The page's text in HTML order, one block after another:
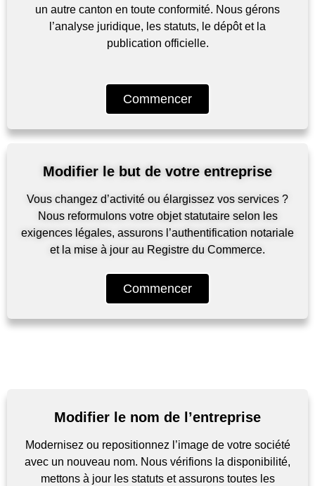
un autre canton en toute conformité. Nous gérons
l’analyse juridique, les statuts, le dépôt et la
publication officielle.
Commencer
Modifier le but de votre entreprise
Vous changez d’activité ou élargissez vos services ?
Nous reformulons votre objet statutaire selon les
exigences légales, assurons l’authentification notariale
et la mise à jour au Registre du Commerce.
Commencer
Modifier le nom de l’entreprise
Modernisez ou repositionnez l’image de votre société
avec un nouveau nom. Nous vérifions la disponibilité,
mettons à jour les statuts et assurons toutes les